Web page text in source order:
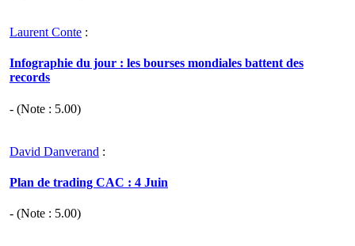
Laurent Conte :
Infographie du jour : les bourses mondiales battent des
records
- (Note : 5.00)
David Danverand :
Plan de trading CAC : 4 Juin
- (Note : 5.00)